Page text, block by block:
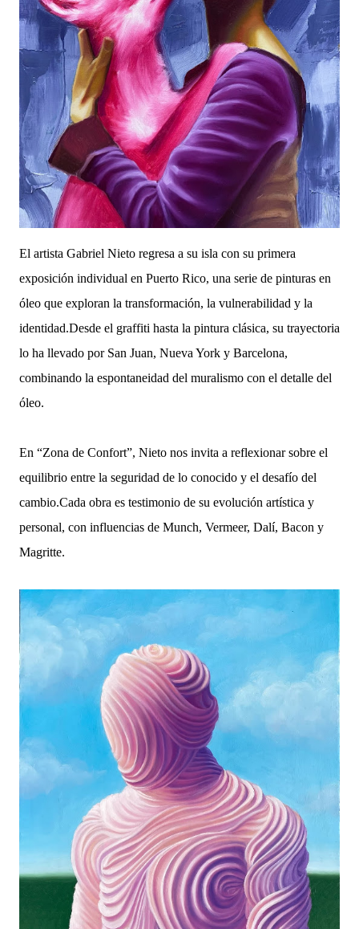
El artista Gabriel Nieto regresa a su isla con su primera
exposición individual en Puerto Rico, una serie de pinturas en
óleo que exploran la transformación, la vulnerabilidad y la
identidad.Desde el graffiti hasta la pintura clásica, su trayectoria
lo ha llevado por San Juan, Nueva York y Barcelona,
combinando la espontaneidad del muralismo con el detalle del
óleo.
En “Zona de Confort”, Nieto nos invita a reflexionar sobre el
equilibrio entre la seguridad de lo conocido y el desafío del
cambio.Cada obra es testimonio de su evolución artística y
personal, con influencias de Munch, Vermeer, Dalí, Bacon y
Magritte.